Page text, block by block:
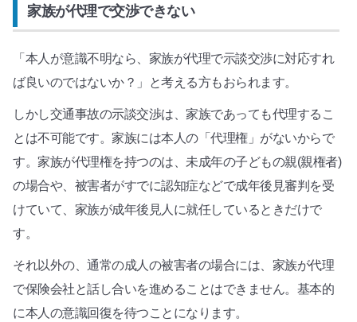
家族が代理で交渉できない
「本人が意識不明なら、家族が代理で示談交渉に対応すれ
ば良いのではないか？」と考える方もおられます。
しかし交通事故の示談交渉は、家族であっても代理するこ
とは不可能です。家族には本人の「代理権」がないからで
す。家族が代理権を持つのは、未成年の子どもの親(親権者)
の場合や、被害者がすでに認知症などで成年後見審判を受
けていて、家族が成年後見人に就任しているときだけで
す。
それ以外の、通常の成人の被害者の場合には、家族が代理
で保険会社と話し合いを進めることはできません。基本的
に本人の意識回復を待つことになります。